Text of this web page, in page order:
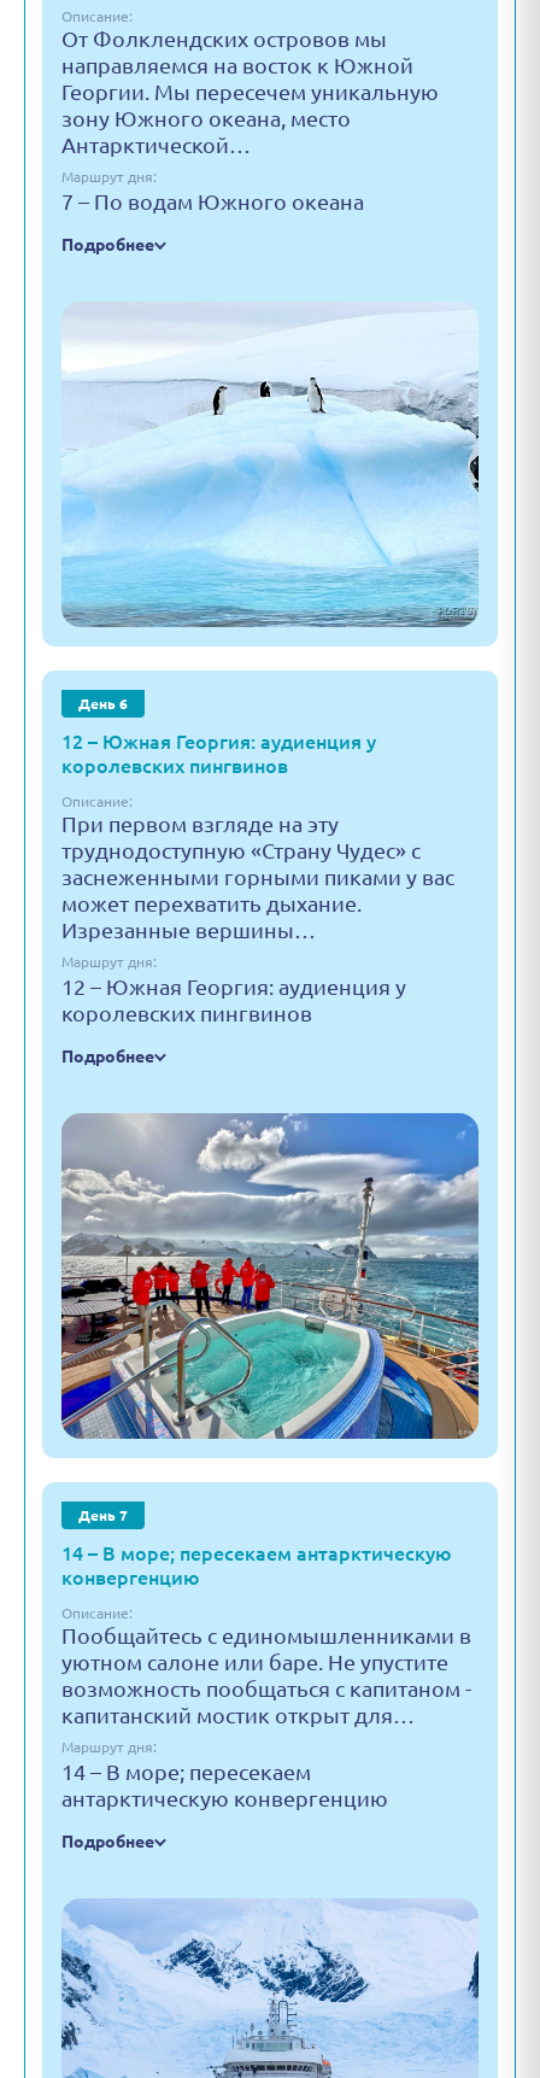
Описание:
От Фолклендских островов мы
направляемся на восток к Южной
Георгии. Мы пересечем уникальную
зону Южного океана, место
Антарктической…
Маршрут дня:
7 – По водам Южного океана
Подробнее
День 6
12 – Южная Георгия: аудиенция у
королевских пингвинов
Описание:
При первом взгляде на эту
труднодоступную «Страну Чудес» с
заснеженными горными пиками у вас
может перехватить дыхание.
Изрезанные вершины…
Маршрут дня:
12 – Южная Георгия: аудиенция у
королевских пингвинов
Подробнее
День 7
14 – В море; пересекаем антарктическую
конвергенцию
Описание:
Пообщайтесь с единомышленниками в
уютном салоне или баре. Не упустите
возможность пообщаться с капитаном -
капитанский мостик открыт для…
Маршрут дня:
14 – В море; пересекаем
антарктическую конвергенцию
Подробнее